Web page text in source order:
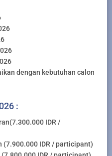
dengan kebutuhan calon
:
IDR /
(7.900.000 IDR / participant)